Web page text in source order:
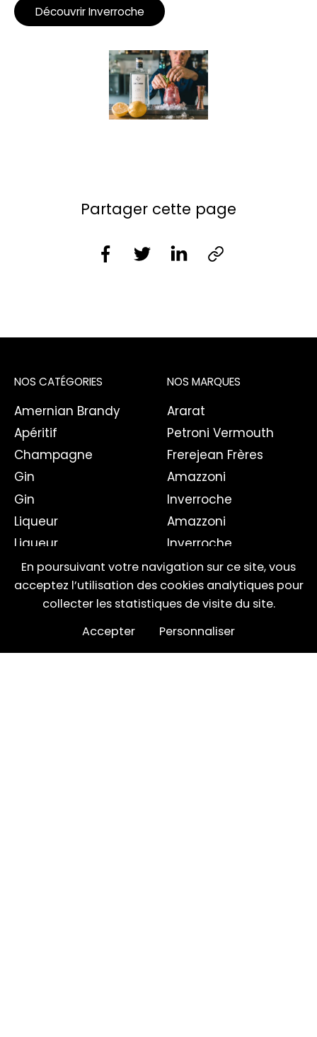
Découvrir Inverroche
Partager cette page
NOS CATÉGORIES
Amernian Brandy
Apéritif
Champagne
Gin
Gin
Liqueur
Liqueur
Tea Spirit
Tea Spirit
Vermouth
Whiskey
NOS MARQUES
Ararat
Petroni Vermouth
Frerejean Frères
Amazzoni
Inverroche
Amazzoni
Inverroche
Génépi
Génépi
Song Cha
Song Cha
St Petroni
En poursuivant votre navigation sur ce site, vous
acceptez l’utilisation des cookies analytiques pour
collecter les statistiques de visite du site.
Personnaliser
Accepter